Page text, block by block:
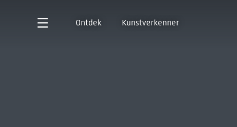
Ontdek Kunstverkenner